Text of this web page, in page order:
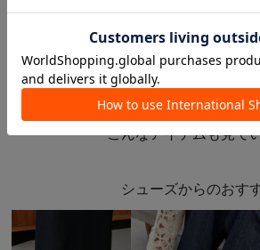
このアイテムを見た
こんなアイテムも見て
シューズからのおす